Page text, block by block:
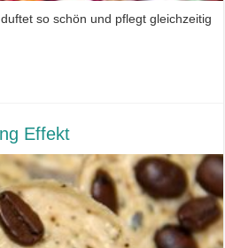
so schön und pflegt gleichzeitig
Effekt